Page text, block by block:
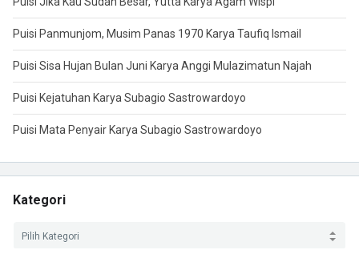
Puisi Panmunjom, Musim Panas 1970 Karya Taufiq Ismail
Puisi Sisa Hujan Bulan Juni Karya Anggi Mulazimatun Najah
Puisi Kejatuhan Karya Subagio Sastrowardoyo
Puisi Mata Penyair Karya Subagio Sastrowardoyo
Kategori